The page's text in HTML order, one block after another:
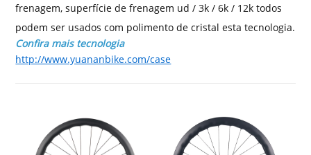
frenagem, superfície de frenagem ud / 3k / 6k / 12k todos
podem ser usados ​​com polimento de cristal esta tecnologia.
Confira mais tecnologia
http://www.yuananbike.com/case